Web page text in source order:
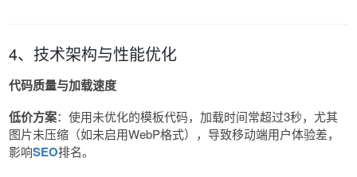
4、技术架构与性能优化
代码质量与加载速度
低价方案：使用未优化的模板代码，加载时间常超过3秒，尤其
图片未压缩（如未启用WebP格式），导致移动端用户体验差，
影响SEO排名。